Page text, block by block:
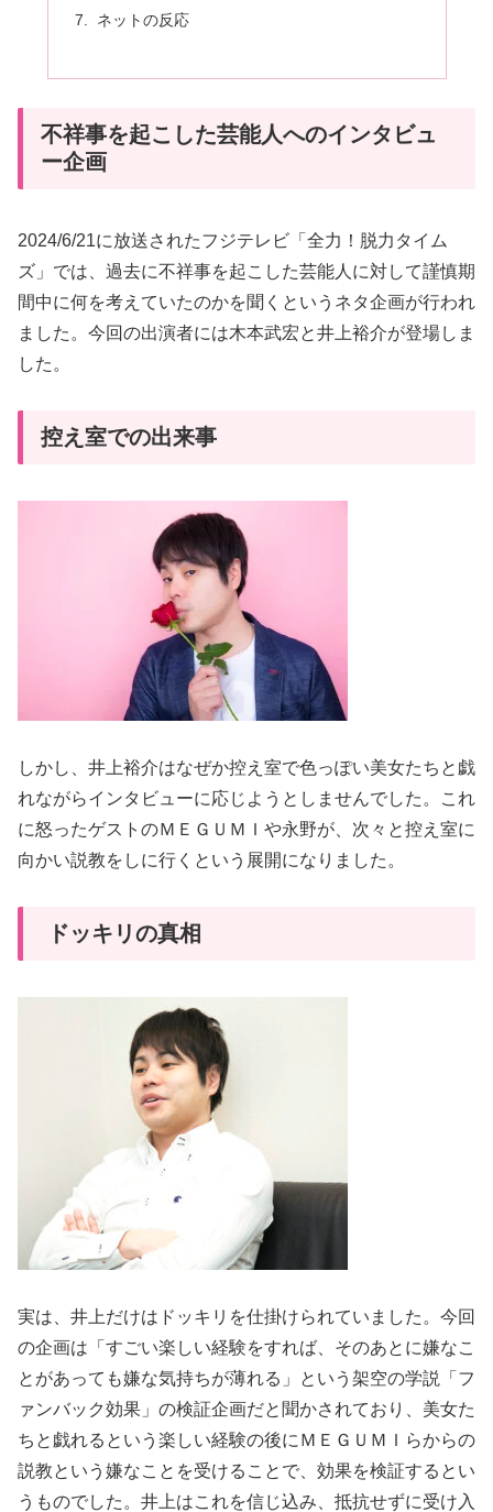
ネットの反応
不祥事を起こした芸能人へのインタビュ
ー企画
2024/6/21に放送されたフジテレビ「全力！脱力タイム
ズ」では、過去に不祥事を起こした芸能人に対して謹慎期
間中に何を考えていたのかを聞くというネタ企画が行われ
ました。今回の出演者には木本武宏と井上裕介が登場しま
した。
控え室での出来事
しかし、井上裕介はなぜか控え室で色っぽい美女たちと戯
れながらインタビューに応じようとしませんでした。これ
に怒ったゲストのＭＥＧＵＭＩや永野が、次々と控え室に
向かい説教をしに行くという展開になりました。
ドッキリの真相
実は、井上だけはドッキリを仕掛けられていました。今回
の企画は「すごい楽しい経験をすれば、そのあとに嫌なこ
とがあっても嫌な気持ちが薄れる」という架空の学説「フ
ァンバック効果」の検証企画だと聞かされており、美女た
ちと戯れるという楽しい経験の後にＭＥＧＵＭＩらからの
説教という嫌なことを受けることで、効果を検証するとい
うものでした。井上はこれを信じ込み、抵抗せずに受け入